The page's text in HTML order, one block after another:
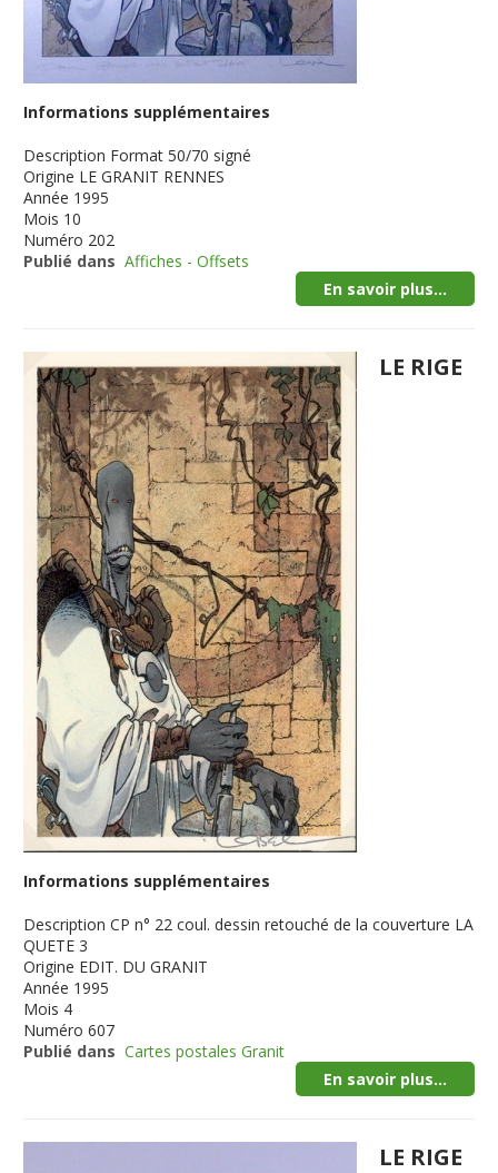
Informations supplémentaires
Description Format 50/70 signé
Origine LE GRANIT RENNES
Année 1995
Mois 10
Numéro 202
Publié dans Affiches - Offsets
En savoir plus...
LE RIGE
Informations supplémentaires
Description CP n° 22 coul. dessin retouché de la couverture LA
QUETE 3
Origine EDIT. DU GRANIT
Année 1995
Mois 4
Numéro 607
Publié dans Cartes postales Granit
En savoir plus...
LE RIGE